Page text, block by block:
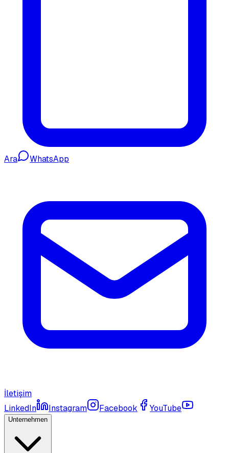
Ara WhatsApp
İletişim
LinkedIn
Instagram Facebook YouTube
Unternehmen